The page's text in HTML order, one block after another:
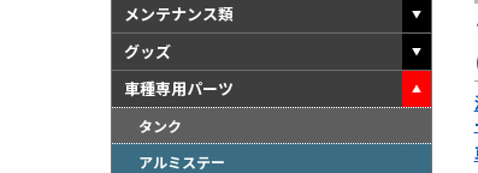
メンテナンス類
グッズ
車種専用パーツ
タンク
アルミステー